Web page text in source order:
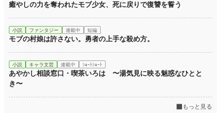
癒やしの力を奪われたモブ少女、死に戻りで復讐を誓う
小説 ファンタジー 連載中 短編
モブの村娘は許さない。勇者の上手な殺め方。
小説 キャラ文芸 連載中 ｼｮｰﾄｼｮｰﾄ
あやかし相談窓口・喫茶いろは 〜湯気見に映る魅惑なひとと
き〜
もっと見る